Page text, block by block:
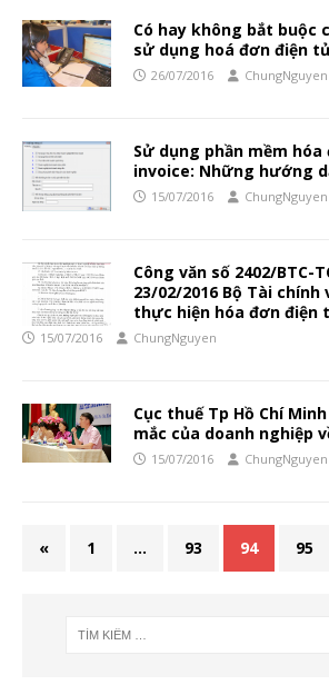
Có hay không bắt buộc
sử dụng hoá đơn điện
26/07/2016 ChungNguyen
Sử dụng phần mềm
invoice: Những hướng
15/07/2016 ChungNguyen
Công văn số 2402/BTC-
23/02/2016 Bộ Tài
thực hiện hóa đơn điện
15/07/2016 ChungNguyen
Cục thuế Tp Hồ Chí
mắc của doanh nghiệp
15/07/2016 ChungNguyen
« 1 … 93 94 95